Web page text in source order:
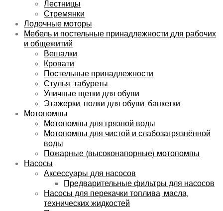
Лестницы
Стремянки
Лодочные моторы
Мебель и постельные принадлежности для рабочих
и общежитий
Вешалки
Кровати
Постельные принадлежности
Стулья, табуреты
Уличные щетки для обуви
Этажерки, полки для обуви, банкетки
Мотопомпы
Мотопомпы для грязной воды
Мотопомпы для чистой и слабозагрязнённой
воды
Пожарные (высоконапорные) мотопомпы
Насосы
Аксессуары для насосов
Предварительные фильтры для насосов
Насосы для перекачки топлива, масла,
технических жидкостей